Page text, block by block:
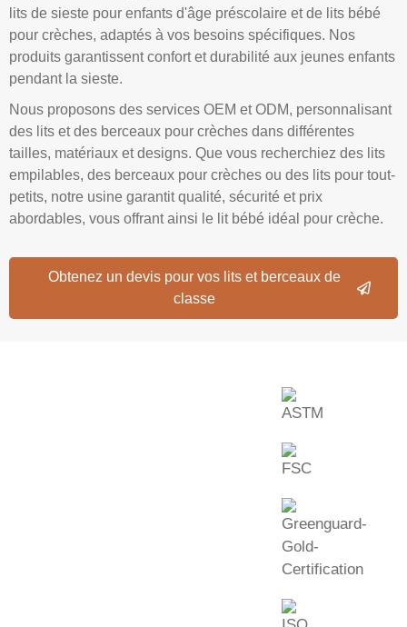
lits de sieste pour enfants d'âge préscolaire et de lits bébé
pour crèches, adaptés à vos besoins spécifiques. Nos
produits garantissent confort et durabilité aux jeunes enfants
pendant la sieste.
Nous proposons des services OEM et ODM, personnalisant
des lits et des berceaux pour crèches dans différentes
tailles, matériaux et designs. Que vous recherchiez des lits
empilables, des berceaux pour crèches ou des lits pour tout-
petits, notre usine garantit qualité, sécurité et prix
abordables, vous offrant ainsi le lit bébé idéal pour crèche.
Obtenez un devis pour vos lits et berceaux de
classe